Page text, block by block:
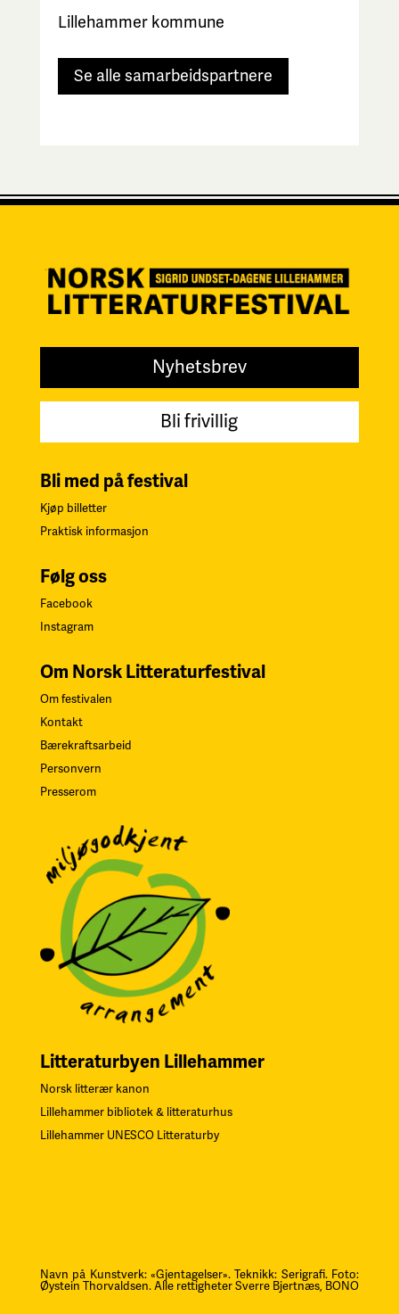
Lillehammer kommune
Se alle samarbeidspartnere
Nyhetsbrev
Bli frivillig
Bli med på festival
Kjøp billetter
Praktisk informasjon
Følg oss
Facebook
Instagram
Om Norsk Litteraturfestival
Om festivalen
Kontakt
Bærekraftsarbeid
Personvern
Presserom
Litteraturbyen Lillehammer
Norsk litterær kanon
Lillehammer bibliotek & litteraturhus
Lillehammer UNESCO Litteraturby
Navn på Kunstverk: «Gjentagelser». Teknikk: Serigrafi. Foto:
Øystein Thorvaldsen. Alle rettigheter Sverre Bjertnæs, BONO